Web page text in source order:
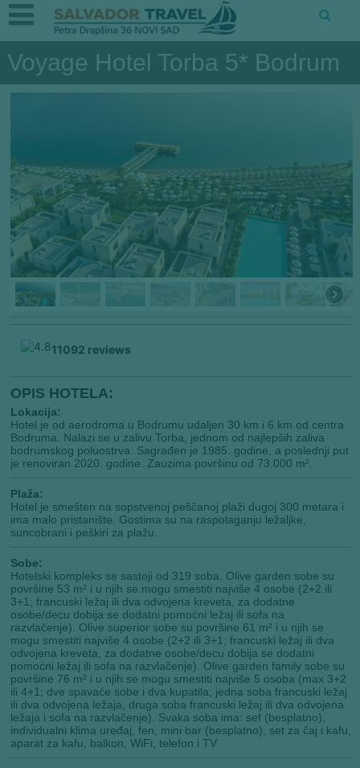
Voyage Hotel Torba 5* Bodrum
OPIS HOTELA:
Lokacija:
Hotel je od aerodroma u Bodrumu udaljen 30 km i 6 km od centra
Bodruma. Nalazi se u zalivu Torba, jednom od najlepših zaliva
bodrumskog poluostrva. Sagrađen je 1985. godine, a poslednji put
je renoviran 2020. godine. Zauzima površinu od 73.000 m².
Plaža:
Hotel je smešten na sopstvenoj peščanoj plaži dugoj 300 metara i
ima malo pristanište. Gostima su na raspolaganju ležaljke,
suncobrani i peškiri za plažu.
Sobe:
Hotelski kompleks se sastoji od 319 soba. Olive garden sobe su
površine 53 m² i u njih se mogu smestiti najviše 4 osobe (2+2 ili
3+1; francuski ležaj ili dva odvojena kreveta, za dodatne
osobe/decu dobija se dodatni pomoćni ležaj ili sofa na
razvlačenje). Olive superior sobe su površine 61 m² i u njih se
mogu smestiti najviše 4 osobe (2+2 ili 3+1; francuski ležaj ili dva
odvojena kreveta, za dodatne osobe/decu dobija se dodatni
pomoćni ležaj ili sofa na razvlačenje). Olive garden family sobe su
površine 76 m² i u njih se mogu smestiti najviše 5 osoba (max 3+2
ili 4+1; dve spavaće sobe i dva kupatila; jedna soba francuski ležaj
ili dva odvojena ležaja, druga soba francuski ležaj ili dva odvojena
ležaja i sofa na razvlačenje). Svaka soba ima: sef (besplatno),
individualni klima uređaj, fen, mini bar (besplatno), set za čaj i kafu,
aparat za kafu, balkon, WiFi, telefon i TV.